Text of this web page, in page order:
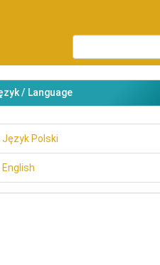
/ Language
Język Polski
English